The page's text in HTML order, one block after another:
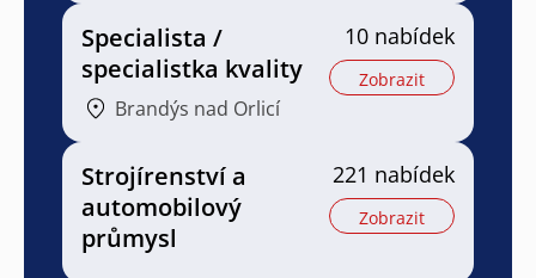
Specialista /
specialistka kvality
Brandýs nad Orlicí
10 nabídek
Zobrazit
Strojírenství a
automobilový
průmysl
221 nabídek
Zobrazit